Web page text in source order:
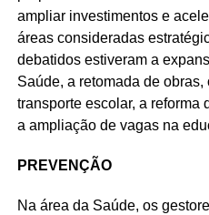
ampliar investimentos e
áreas consideradas
debatidos estiveram a
Saúde, a retomada de
transporte escolar, a
a ampliação de vagas na
PREVENÇÃO
Na área da Saúde, os